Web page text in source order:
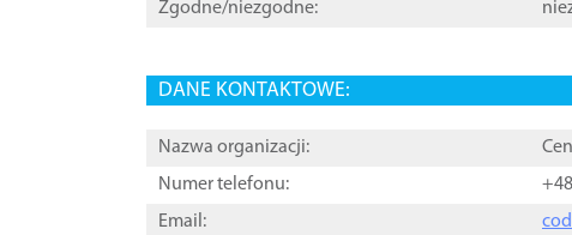
Zgodne/niezgodne:
DANE KONTAKTOWE:
Nazwa organizacji:
Numer telefonu:
Email: